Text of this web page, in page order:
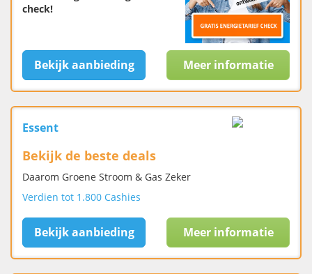
check!
Bekijk aanbieding Meer informatie
Essent
Bekijk de beste deals
Daarom Groene Stroom & Gas Zeker
Verdien tot 1.800 Cashies
Bekijk aanbieding Meer informatie